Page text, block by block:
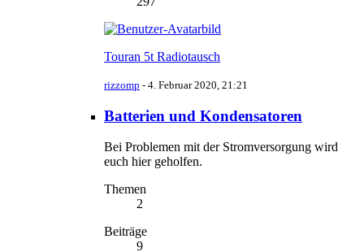
Touran 5t Radiotausch
rizzomp - 4. Februar 2020, 21:21
Batterien und Kondensatoren
Bei Problemen mit der Stromversorgung wird
euch hier geholfen.
Themen
2
Beiträge
9